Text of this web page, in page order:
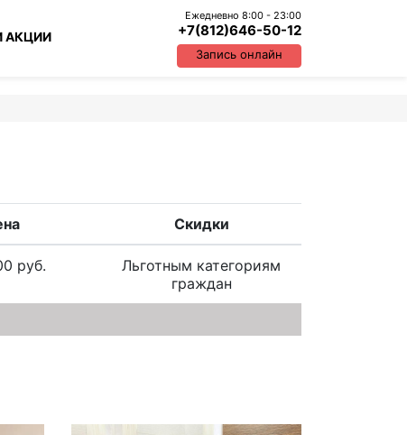
АКЦИИ
Ежедневно 8:00 - 23:00
+7(812)646-50-12
Запись онлайн
Скидки
руб.
Льготным категориям
граждан